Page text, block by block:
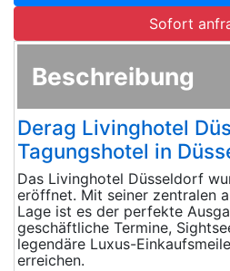
Sofort
Beschreibung
Derag Livinghotel
Tagungshotel in
Das Livinghotel Düsseldorf
eröffnet. Mit seiner zentralen
Lage ist es der perfekte
geschäftliche Termine,
legendäre Luxus-
erreichen.